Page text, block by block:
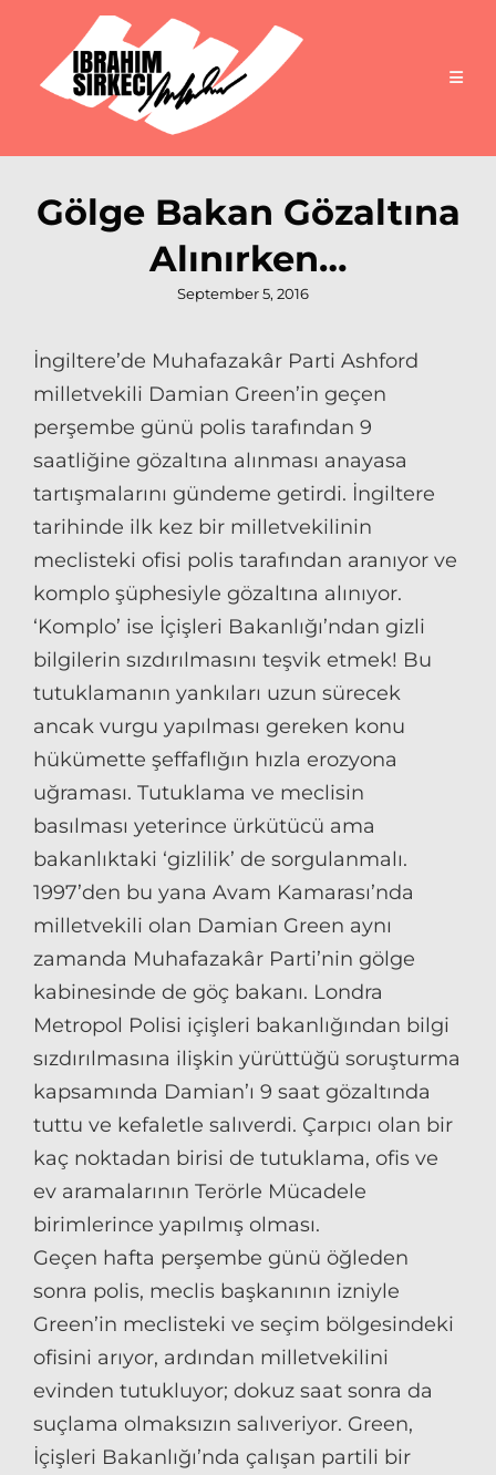
Gölge Bakan Gözaltına
Alınırken…
Posted
September 5, 2016
İngiltere’de Muhafazakâr Parti Ashford
milletvekili Damian Green’in geçen
perşembe günü polis tarafından 9
saatliğine gözaltına alınması anayasa
tartışmalarını gündeme getirdi. İngiltere
tarihinde ilk kez bir milletvekilinin
meclisteki ofisi polis tarafından aranıyor ve
komplo şüphesiyle gözaltına alınıyor.
‘Komplo’ ise İçişleri Bakanlığı’ndan gizli
bilgilerin sızdırılmasını teşvik etmek! Bu
tutuklamanın yankıları uzun sürecek
ancak vurgu yapılması gereken konu
hükümette şeffaflığın hızla erozyona
uğraması. Tutuklama ve meclisin
basılması yeterince ürkütücü ama
bakanlıktaki ‘gizlilik’ de sorgulanmalı.
1997’den bu yana Avam Kamarası’nda
milletvekili olan Damian Green aynı
zamanda Muhafazakâr Parti’nin gölge
kabinesinde de göç bakanı. Londra
Metropol Polisi içişleri bakanlığından bilgi
sızdırılmasına ilişkin yürüttüğü soruşturma
kapsamında Damian’ı 9 saat gözaltında
tuttu ve kefaletle salıverdi. Çarpıcı olan bir
kaç noktadan birisi de tutuklama, ofis ve
ev aramalarının Terörle Mücadele
birimlerince yapılmış olması.
Geçen hafta perşembe günü öğleden
sonra polis, meclis başkanının izniyle
Green’in meclisteki ve seçim bölgesindeki
ofisini arıyor, ardından milletvekilini
evinden tutukluyor; dokuz saat sonra da
suçlama olmaksızın salıveriyor. Green,
İçişleri Bakanlığı’nda çalışan partili bir